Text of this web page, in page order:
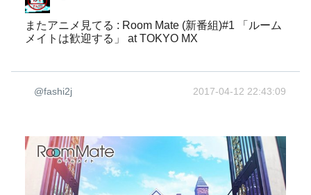
またアニメ見てる : Room Mate (新番組)#1 「ルーム
メイトは歓迎する」 at TOKYO MX
@fashi2j 2017-04-12 22:43:09